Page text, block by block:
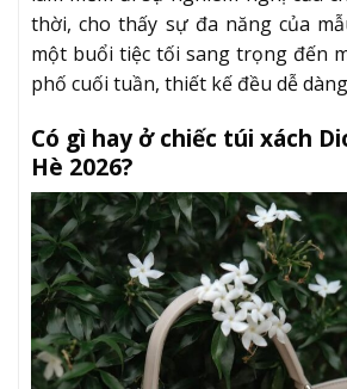
thời, cho thấy sự đa năng của
một buổi tiệc tối sang trọng đến
phố cuối tuần, thiết kế đều dễ
Có gì hay ở chiếc túi xách
Hè 2026?